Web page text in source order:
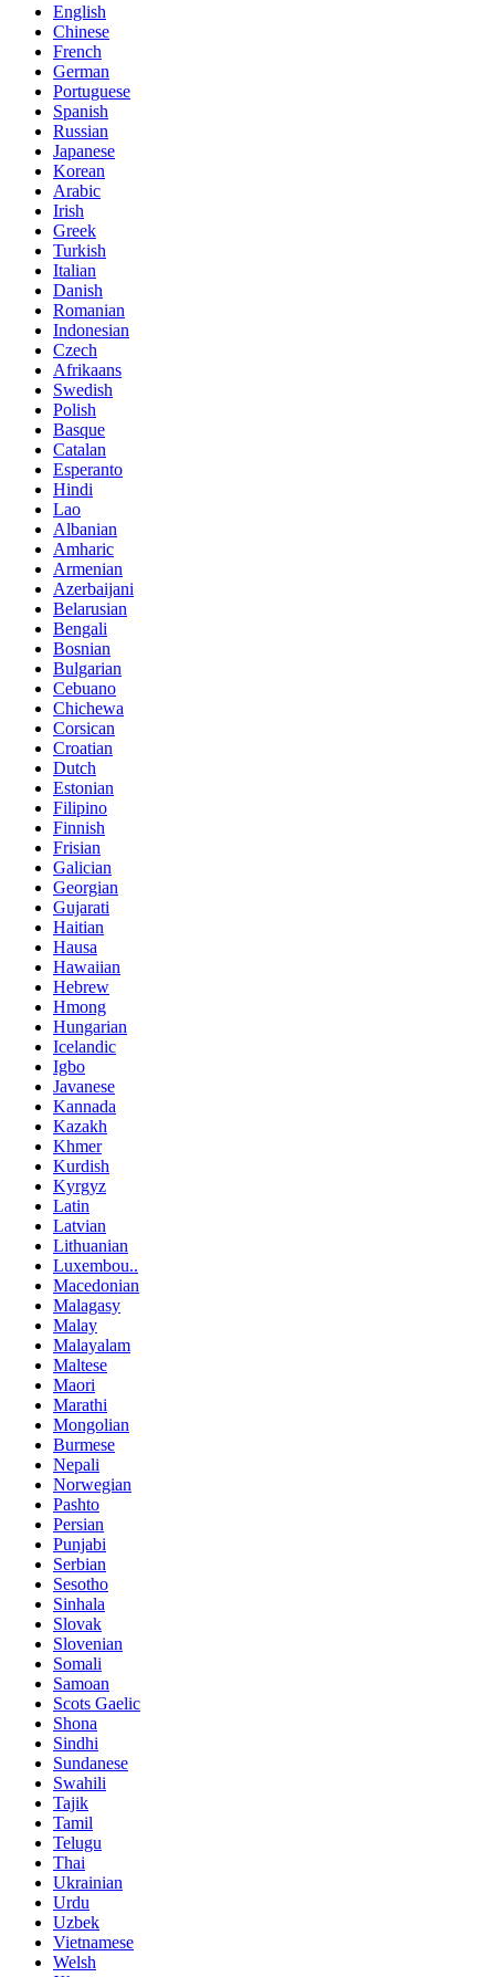
English
Chinese
French
German
Portuguese
Spanish
Russian
Japanese
Korean
Arabic
Irish
Greek
Turkish
Italian
Danish
Romanian
Indonesian
Czech
Afrikaans
Swedish
Polish
Basque
Catalan
Esperanto
Hindi
Lao
Albanian
Amharic
Armenian
Azerbaijani
Belarusian
Bengali
Bosnian
Bulgarian
Cebuano
Chichewa
Corsican
Croatian
Dutch
Estonian
Filipino
Finnish
Frisian
Galician
Georgian
Gujarati
Haitian
Hausa
Hawaiian
Hebrew
Hmong
Hungarian
Icelandic
Igbo
Javanese
Kannada
Kazakh
Khmer
Kurdish
Kyrgyz
Latin
Latvian
Lithuanian
Luxembou..
Macedonian
Malagasy
Malay
Malayalam
Maltese
Maori
Marathi
Mongolian
Burmese
Nepali
Norwegian
Pashto
Persian
Punjabi
Serbian
Sesotho
Sinhala
Slovak
Slovenian
Somali
Samoan
Scots Gaelic
Shona
Sindhi
Sundanese
Swahili
Tajik
Tamil
Telugu
Thai
Ukrainian
Urdu
Uzbek
Vietnamese
Welsh